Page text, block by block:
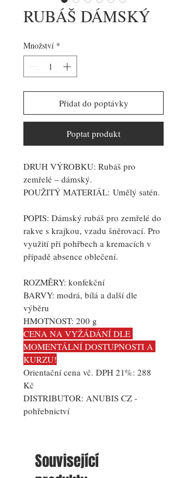
RUBÁŠ DÁMSKÝ
Množství *
Přidat do poptávky
Poptat produkt
DRUH VÝROBKU: Rubáš pro
zemřelé – dámský.
POUŽITÝ MATERIÁL: Umělý satén.
POPIS: Dámský rubáš pro zemřelé do
rakve s krajkou, vzadu šněrovací. Pro
využití při pohřbech a kremacích v
případě absence oblečení.
ROZMĚRY: konfekční
BARVY: modrá, bílá a další dle
výběru
HMOTNOST: 200 g
CENA NA VYŽÁDÁNÍ DLE
MOMENTÁLNÍ DOSTUPNOSTI A
KURZU!
Orientační cena vč. DPH 21%: 288
Kč
DISTRIBUTOR: ANUBIS CZ -
pohřebnictví
Související